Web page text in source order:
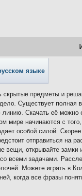
языке
предметы и
Существует полная
Скачать её можно
мире начинаются с
особой силой.
отправиться на
вещи, открывайте
всеми задачами.
Можете играть в
когда все фразы